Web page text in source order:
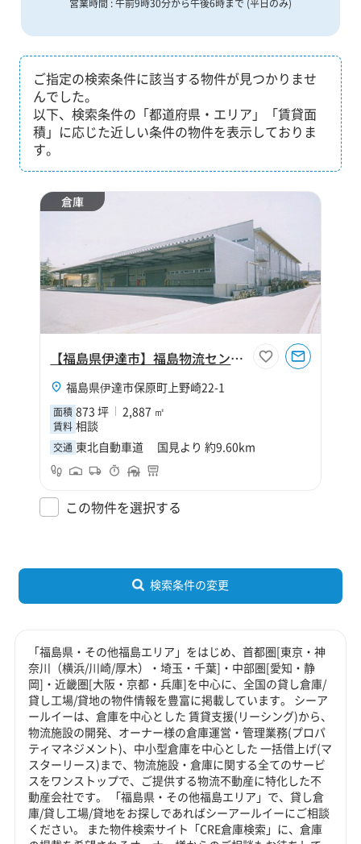
営業時間 : 午前9時30分から午後6時まで (平日のみ)
ご指定の検索条件に該当する物件が見つかりませ
んでした。
以下、検索条件の「都道府県・エリア」「賃貸面
積」に応じた近しい条件の物件を表示しておりま
す。
倉庫
【福島県伊達市】福島物流センターC棟
福島県伊達市保原町上野崎22-1
面積 873 坪 2,887 ㎡
賃料 相談
交通 東北自動車道 国見より 約9.60km
この物件を選択する
検索条件の変更
「福島県・その他福島エリア」をはじめ、首都圏[東京・神
奈川（横浜/川崎/厚木）・埼玉・千葉]・中部圏[愛知・静
岡]・近畿圏[大阪・京都・兵庫]を中心に、全国の貸し倉庫/
貸し工場/貸地の物件情報を豊富に掲載しています。 シーア
ールイーは、倉庫を中心とした 賃貸支援(リーシング)から、
物流施設の開発、オーナー様の倉庫運営・管理業務(プロパ
ティマネジメント)、中小型倉庫を中心とした 一括借上げ(マ
スターリース)まで、物流施設・倉庫に関する全てのサービ
スをワンストップで、ご提供する物流不動産に特化した不
動産会社です。 「福島県・その他福島エリア」で、貸し倉
庫/貸し工場/貸地をお探しであればシーアールイーにご相談
ください。 また物件検索サイト「CRE倉庫検索」に、倉庫